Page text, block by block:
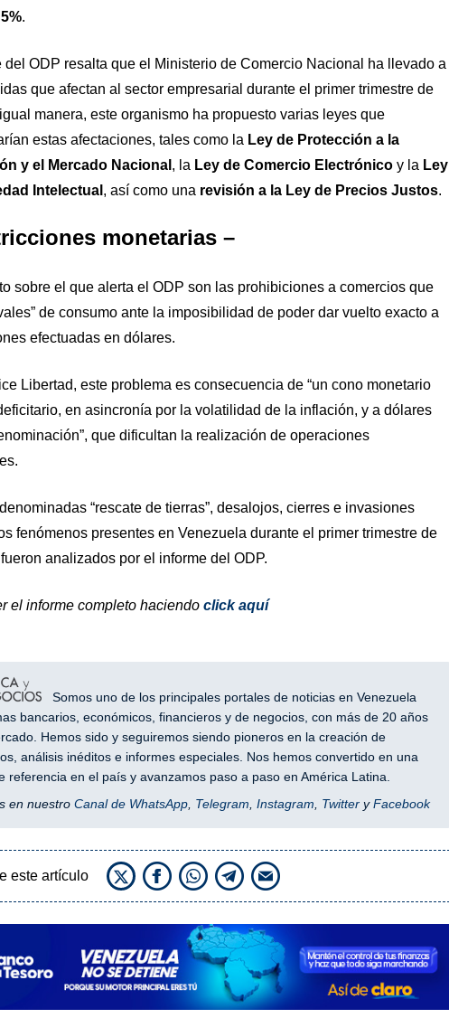
5%.
del ODP resalta que el Ministerio de Comercio Nacional ha llevado a
que afectan al sector empresarial durante el primer trimestre de
manera, este organismo ha propuesto varias leyes que
estas afectaciones, tales como la Ley de Protección a la
y el Mercado Nacional , la Ley de Comercio Electrónicoy la Ley
Intelectual , así como una revisión a la Ley de Precios Justos.
monetarias –
sobre el que alerta el ODP son las prohibiciones a comercios que
de consumo ante la imposibilidad de poder dar vuelto exacto a
efectuadas en dólares.
Libertad, este problema es consecuencia de “un cono monetario
en asincronía por la volatilidad de la inflación, y a dólares
que dificultan la realización de operaciones
“rescate de tierras”, desalojos, cierres e invasiones
fenómenos presentes en Venezuela durante el primer trimestre de
analizados por el informe del ODP.
el informe completo haciendo click aquí
Somos uno de los principales portales de noticias en Venezuela
bancarios, económicos, financieros y de negocios, con más de 20 años
Hemos sido y seguiremos siendo pioneros en la creación de
análisis inéditos e informes especiales. Nos hemos convertido en una
referencia en el país y avanzamos paso a paso en América Latina.
en nuestro Canal de WhatsApp, Telegram, Instagram, TwitteryFacebook
este artículo